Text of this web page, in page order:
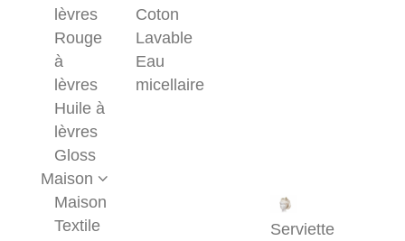
lèvres
Rouge
à
lèvres
Huile à
lèvres
Gloss
Coton
Lavable
Eau
micellaire
Maison
Maison
Textile
Serviette